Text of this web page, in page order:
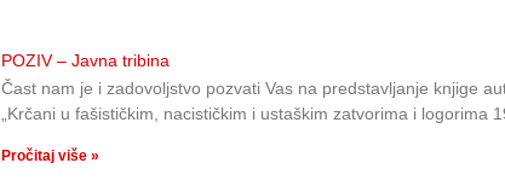
POZIV – Javna tribina
Čast nam je i zadovoljstvo pozvati Vas na predstavljanje knjige
„Krčani u fašističkim, nacističkim i ustaškim zatvorima i logorima
Pročitaj više »